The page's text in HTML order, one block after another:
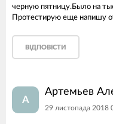
черную пятницу.Было на
Протестирую еще напишу
ВІДПОВІСТИ
А
Артемьев
29 листопада 2018